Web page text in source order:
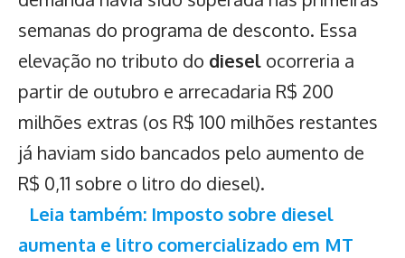
semanas do programa de desconto. Essa
elevação no tributo do diesel ocorreria a
partir de outubro e arrecadaria R$ 200
milhões extras (os R$ 100 milhões restantes
já haviam sido bancados pelo aumento de
R$ 0,11 sobre o litro do diesel).
Leia também: Imposto sobre diesel
aumenta e litro comercializado em MT